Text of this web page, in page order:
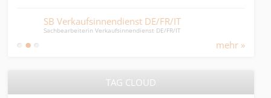
SB Verkaufsinnendienst DE/FR/IT
Sachbearbeiterin Verkaufsinnendienst DE/FR/IT
mehr »
TAG CLOUD